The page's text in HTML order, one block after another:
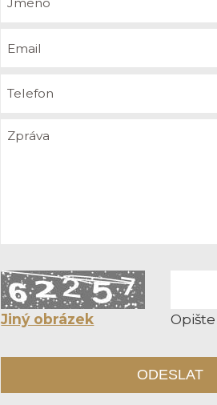
Jiný obrázek